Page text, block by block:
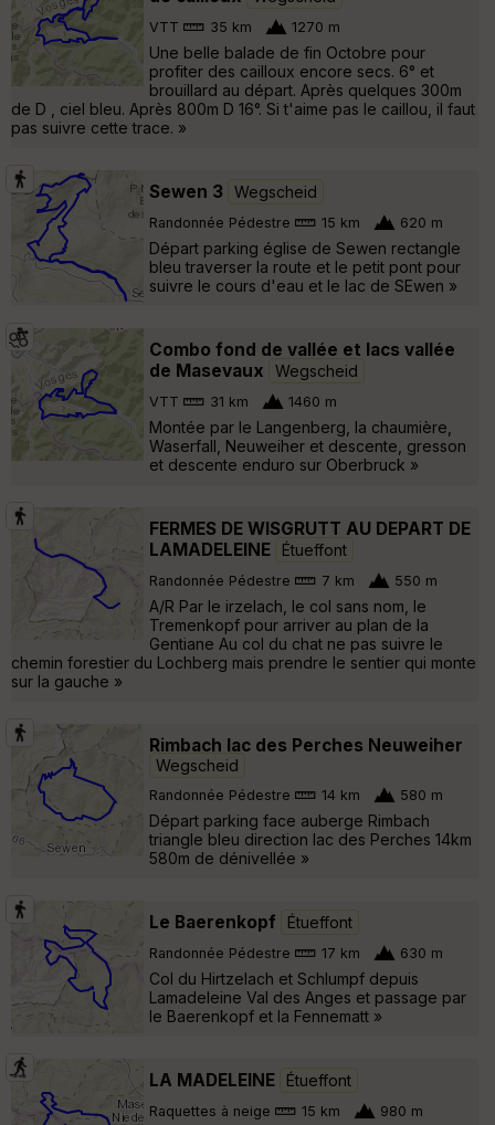
VTT 35 km 1270 m
Une belle balade de fin Octobre pour
profiter des cailloux encore secs. 6° et
brouillard au départ. Après quelques 300m
de D , ciel bleu. Après 800m D 16°. Si t'aime pas le caillou, il faut
pas suivre cette trace. »
Sewen 3 Wegscheid
Randonnée Pédestre 15 km 620 m
Départ parking église de Sewen rectangle
bleu traverser la route et le petit pont pour
suivre le cours d'eau et le lac de SEwen »
Combo fond de vallée et lacs vallée
de Masevaux
Wegscheid
VTT 31 km 1460 m
Montée par le Langenberg, la chaumière,
Waserfall, Neuweiher et descente, gresson
et descente enduro sur Oberbruck »
FERMES DE WISGRUTT AU DEPART DE
LAMADELEINE
Étueffont
Randonnée Pédestre 7 km 550 m
A/R Par le irzelach, le col sans nom, le
Tremenkopf pour arriver au plan de la
Gentiane Au col du chat ne pas suivre le
chemin forestier du Lochberg mais prendre le sentier qui monte
sur la gauche »
Rimbach lac des Perches Neuweiher
Wegscheid
Randonnée Pédestre 14 km 580 m
Départ parking face auberge Rimbach
triangle bleu direction lac des Perches 14km
580m de dénivellée »
Le Baerenkopf Étueffont
Randonnée Pédestre 17 km 630 m
Col du Hirtzelach et Schlumpf depuis
Lamadeleine Val des Anges et passage par
le Baerenkopf et la Fennematt »
LA MADELEINE Étueffont
Raquettes à neige 15 km 980 m